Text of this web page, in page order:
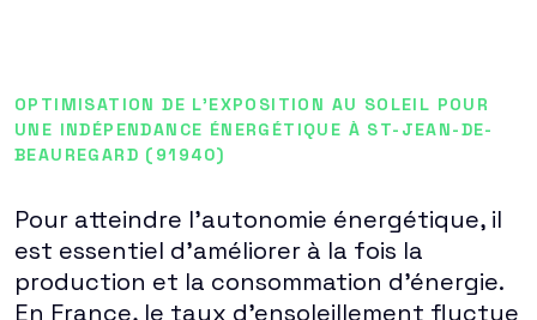
OPTIMISATION DE L'EXPOSITION AU SOLEIL POUR
UNE INDÉPENDANCE ÉNERGÉTIQUE À ST-JEAN-DE-
BEAUREGARD (91940)
Pour atteindre l'autonomie énergétique, il
est essentiel d'améliorer à la fois la
production et la consommation d'énergie.
En France, le taux d'ensoleillement fluctue